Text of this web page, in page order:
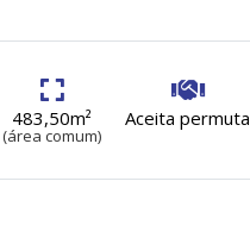
483,50m²
(área comum)
Aceita permuta